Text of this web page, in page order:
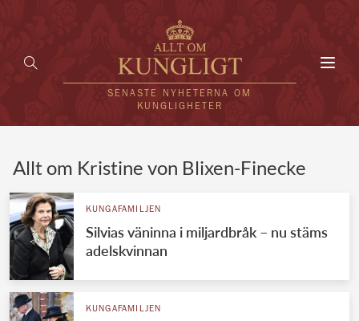
SENASTE NYHETERNA OM
KUNGLIGHETER
UTLÄNDSKT
VÄRLDENS KUNGAHUS
Allt om Kristine von Blixen-Finecke
KUNGAFAMILJEN
Silvias väninna i miljardbråk – nu stäms
adelskvinnan
KUNGAFAMILJEN